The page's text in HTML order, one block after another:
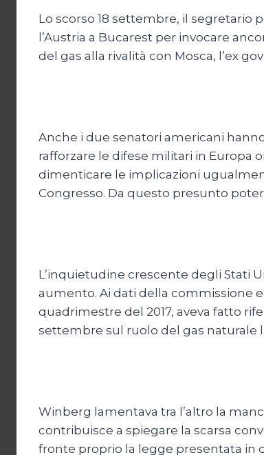
Lo scorso 18 settembre, il segretario
l’Austria a Bucarest per invocare
del gas alla rivalità con Mosca, l’ex
Anche i due senatori americani
rafforzare le difese militari in Europa
dimenticare le implicazioni
Congresso. Da questo presunto
L’inquietudine crescente degli Stati
aumento. Ai dati della commissione
quadrimestre del 2017, aveva fatto
settembre sul ruolo del gas naturale
Winberg lamentava tra l’altro la
contribuisce a spiegare la scarsa
fronte proprio la legge presentata in